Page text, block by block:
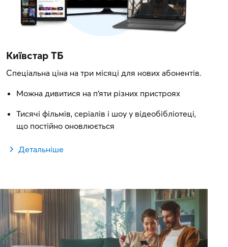
Київстар ТБ
Спеціальна ціна на три місяці для нових абонентів.
Можна дивитися на п'яти різних пристроях
Тисячі фільмів, серіалів і шоу у відеобібліотеці,
що постійно оновлюється
Детальніше